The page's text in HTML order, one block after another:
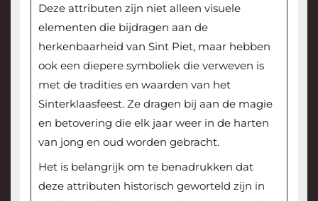
Deze attributen zijn niet alleen visuele
elementen die bijdragen aan de
herkenbaarheid van Sint Piet, maar hebben
ook een diepere symboliek die verweven is
met de tradities en waarden van het
Sinterklaasfeest. Ze dragen bij aan de magie
en betovering die elk jaar weer in de harten
van jong en oud worden gebracht.
Het is belangrijk om te benadrukken dat
deze attributen historisch geworteld zijn in